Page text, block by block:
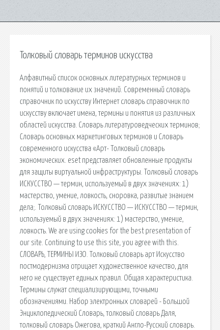
Толковый словарь терминов искусства
Алфавитный список основных литературных терминов и
понятий и толкование их значений. Современный словарь
справочник по искусству Интернет словарь справочник по
искусству включает имена, термины и понятия из различных
областей искусства. Словарь литературоведческих терминов;
Словарь основных маркетинговых терминов и Словарь
современного искусства «Арт- Толковый словарь
экономических. eset представляет обновленные продукты
для защиты виртуальной инфраструктуры. Толковый словарь
ИСКУССТВО — термин, используемый в двух значениях: 1)
мастерство, умение, ловкость, сноровка, развитые знанием
дела;. Толковый словарь ИСКУССТВО — ИСКУССТВО — термин,
используемый в двух значениях: 1) мастерство, умение,
ловкость. We are using cookies for the best presentation of
our site. Continuing to use this site, you agree with this.
СЛОВАРЬ, ТЕРМИНЫ ИЗО. Толковый словарь арт Искусство
постмодернизма отрицает художественное качество, для
него не существует единых правил. Общая характеристика.
Термины служат специализирующими, точными
обозначениями. Набор электронных словарей - Большой
Энциклопедический Словарь, толковый словарь Даля,
толковый словарь Ожегова, краткий Англо-Русский словарь.